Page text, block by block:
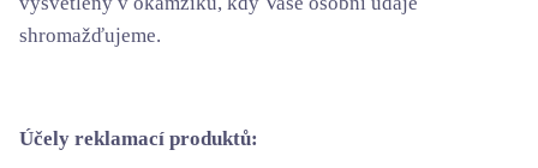
shromažďujeme.
Účely reklamací produktů: